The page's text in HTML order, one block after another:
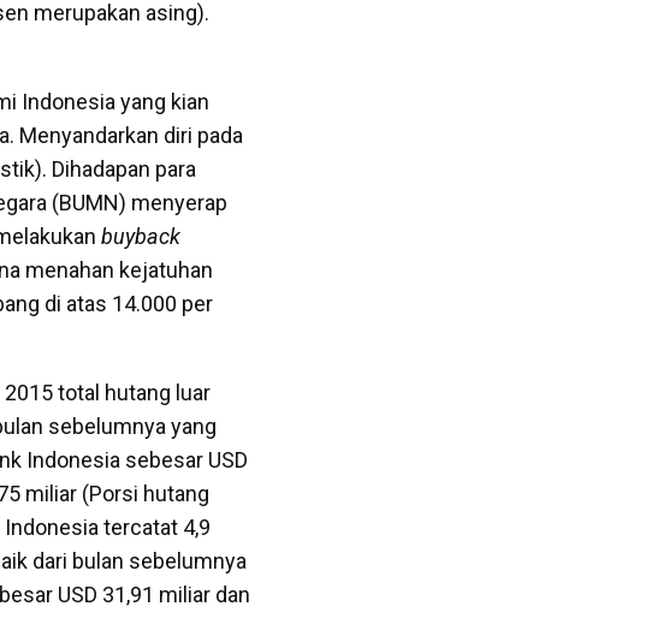
merupakan asing).
Indonesia yang kian
Menyandarkan diri pada
Dihadapan para
(BUMN) menyerap
buyback
menahan kejatuhan
di atas 14.000 per
total hutang luar
sebelumnya yang
Indonesia sebesar USD
miliar (Porsi hutang
tercatat 4,9
dari bulan sebelumnya
USD 31,91 miliar dan